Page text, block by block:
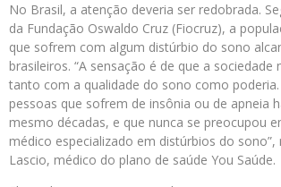
No Brasil, a atenção deveria ser redobrada.
da Fundação Oswaldo Cruz (Fiocruz), a
que sofrem com algum distúrbio do sono
brasileiros. “A sensação é de que a sociedade
tanto com a qualidade do sono como poderia.
pessoas que sofrem de insônia ou de apneia
mesmo décadas, e que nunca se preocupou
médico especializado em distúrbios do sono”,
Lascio, médico do plano de saúde You Saúde.